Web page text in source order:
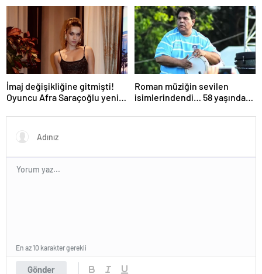
İmaj değişikliğine gitmişti!
Oyuncu Afra Saraçoğlu yeni
Neşeli halleri dikkat çekti…
Roman müziğin sevilen
isimlerindendi… 58 yaşındaki
hayatını kaybetti!
Gönder
En az 10 karakter gerekli